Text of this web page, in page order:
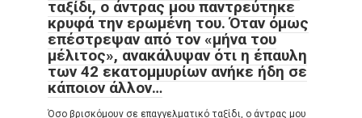
ταξίδι, ο άντρας μου παντρεύτηκε
κρυφά την ερωμένη του. Όταν όμως
επέστρεψαν από τον «μήνα του
μέλιτος», ανακάλυψαν ότι η έπαυλη
των 42 εκατομμυρίων ανήκε ήδη σε
κάποιον άλλον…
Όσο βρισκόμουν σε επαγγελματικό ταξίδι, ο άντρας μου